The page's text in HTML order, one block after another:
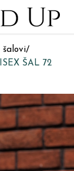
šalovi/
ŠAL 72